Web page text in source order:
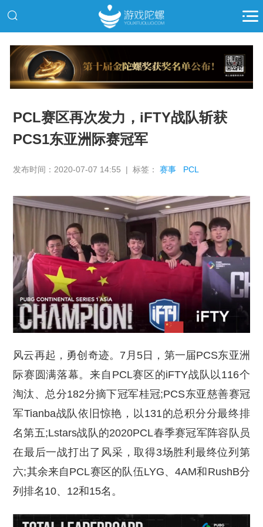
推广
PCL赛区再次发力，iFTY战队斩获
PCS1东亚洲际赛冠军
发布时间：2020-07-07 14:55 | 标签：赛事 PCL
风云再起，勇创奇迹。7月5日，第一届PCS东亚洲
际赛圆满落幕。来自PCL赛区的iFTY战队以116个
淘汰、总分182分摘下冠军桂冠;PCS东亚慈善赛冠
军Tianba战队依旧惊艳，以131的总积分分最终排
名第五;Lstars战队的2020PCL春季赛冠军阵容队员
在最后一战打出了风采，取得3场胜利最终位列第
六;其余来自PCL赛区的队伍LYG、4AM和RushB分
列排名10、12和15名。